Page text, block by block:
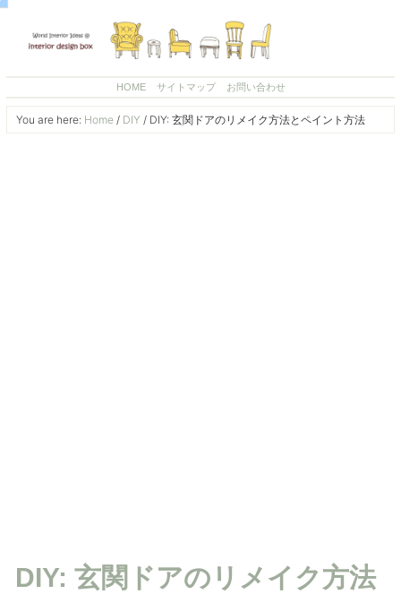
HOME サイトマップ お問い合わせ
You are here: Home / DIY /DIY: 玄関ドアのリメイク方法とペイント方法
DIY: 玄関ドアのリメイク方法